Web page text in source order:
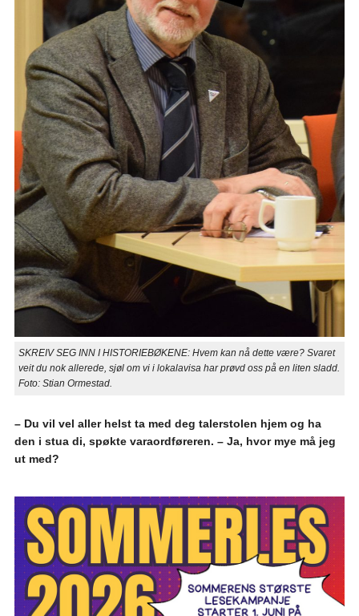
SKREIV SEG INN I HISTORIEBØKENE: Hvem kan nå dette være? Svaret
veit du nok allerede, sjøl om vi i lokalavisa har prøvd oss på en liten sladd.
Foto: Stian Ormestad.
– Du vil vel aller helst ta med deg talerstolen hjem og ha
den i stua di, spøkte varaordføreren. – Ja, hvor mye må jeg
ut med?